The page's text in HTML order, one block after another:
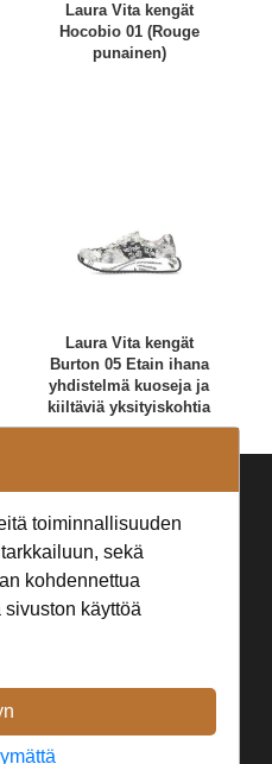
Laura Vita kengät
Hocobio 01 (Rouge
punainen)
Laura Vita kengät
Burton 05 Etain ihana
yhdistelmä kuoseja ja
kiiltäviä yksityiskohtia
Meitä
toiminnallisuuden
sekä
kohdennettua
käyttöä